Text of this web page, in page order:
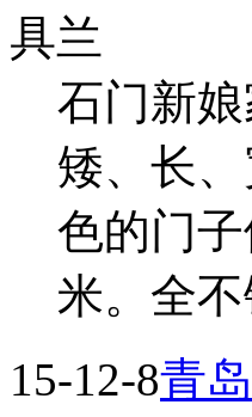
具兰
石门新
矮、长
色的门
米。全
15-12-8青